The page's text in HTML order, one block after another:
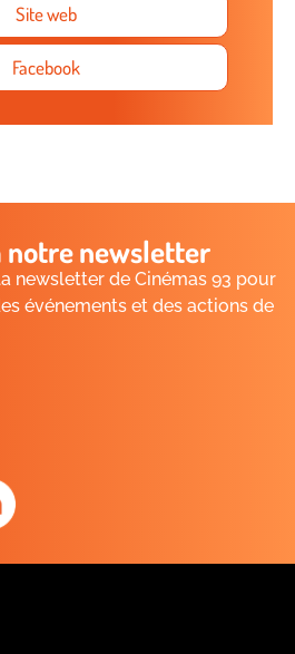
Site web
Facebook
notre newsletter
newsletter de Cinémas 93 pour
événements et des actions de